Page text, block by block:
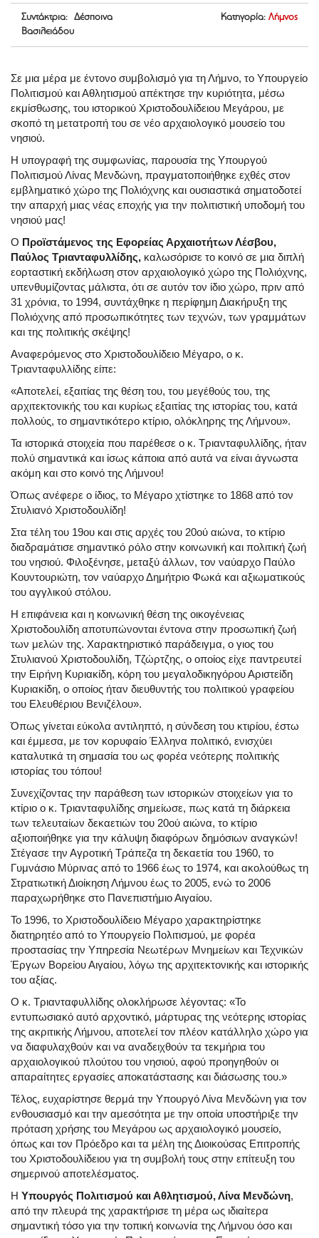
Συντάκτρια: Δέσποινα
Βασιλειάδου
Κατηγορία: Λήμνος
Σε μια μέρα με έντονο συμβολισμό για τη Λήμνο, το Υπουργείο
Πολιτισμού και Αθλητισμού απέκτησε την κυριότητα, μέσω
εκμίσθωσης, του ιστορικού Χριστοδουλίδειου Μεγάρου, με
σκοπό τη μετατροπή του σε νέο αρχαιολογικό μουσείο του
νησιού.
Η υπογραφή της συμφωνίας, παρουσία της Υπουργού
Πολιτισμού Λίνας Μενδώνη, πραγματοποιήθηκε εχθές στον
εμβληματικό χώρο της Πολιόχνης και ουσιαστικά σηματοδοτεί
την απαρχή μιας νέας εποχής για την πολιτιστική υποδομή του
νησιού μας!
Ο Προϊστάμενος της Εφορείας Αρχαιοτήτων Λέσβου,
Παύλος Τριανταφυλλίδης, καλωσόρισε το κοινό σε μια διπλή
εορταστική εκδήλωση στον αρχαιολογικό χώρο της Πολιόχνης,
υπενθυμίζοντας μάλιστα, ότι σε αυτόν τον ίδιο χώρο, πριν από
31 χρόνια, το 1994, συντάχθηκε η περίφημη Διακήρυξη της
Πολιόχνης από προσωπικότητες των τεχνών, των γραμμάτων
και της πολιτικής σκέψης!
Αναφερόμενος στο Χριστοδουλίδειο Μέγαρο, ο κ.
Τριανταφυλλίδης είπε:
«Αποτελεί, εξαιτίας της θέση του, του μεγέθούς του, της
αρχιτεκτονικής του και κυρίως εξαιτίας της ιστορίας του, κατά
πολλούς, το σημαντικότερο κτίριο, ολόκληρης της Λήμνου».
Τα ιστορικά στοιχεία που παρέθεσε ο κ. Τριανταφυλλίδης, ήταν
πολύ σημαντικά και ίσως κάποια από αυτά να είναι άγνωστα
ακόμη και στο κοινό της Λήμνου!
Όπως ανέφερε ο ίδιος, το Μέγαρο χτίστηκε το 1868 από τον
Στυλιανό Χριστοδουλίδη!
Στα τέλη του 19ου και στις αρχές του 20ού αιώνα, το κτίριο
διαδραμάτισε σημαντικό ρόλο στην κοινωνική και πολιτική ζωή
του νησιού. Φιλοξένησε, μεταξύ άλλων, τον ναύαρχο Παύλο
Κουντουριώτη, τον ναύαρχο Δημήτριο Φωκά και αξιωματικούς
του αγγλικού στόλου.
Η επιφάνεια και η κοινωνική θέση της οικογένειας
Χριστοδουλίδη αποτυπώνονται έντονα στην προσωπική ζωή
των μελών της. Χαρακτηριστικό παράδειγμα, ο γιος του
Στυλιανού Χριστοδουλίδη, Τζώρτζης, ο οποίος είχε παντρευτεί
την Ειρήνη Κυριακίδη, κόρη του μεγαλοδικηγόρου Αριστείδη
Κυριακίδη, ο οποίος ήταν διευθυντής του πολιτικού γραφείου
του Ελευθέριου Βενιζέλου».
Όπως γίνεται εύκολα αντιληπτό, η σύνδεση του κτιρίου, έστω
και έμμεσα, με τον κορυφαίο Έλληνα πολιτικό, ενισχύει
καταλυτικά τη σημασία του ως φορέα νεότερης πολιτικής
ιστορίας του τόπου!
Συνεχίζοντας την παράθεση των ιστορικών στοιχείων για το
κτίριο ο κ. Τριανταφυλίδης σημείωσε, πως κατά τη διάρκεια
των τελευταίων δεκαετιών του 20ού αιώνα, το κτίριο
αξιοποιήθηκε για την κάλυψη διαφόρων δημόσιων αναγκών!
Στέγασε την Αγροτική Τράπεζα τη δεκαετία του 1960, το
Γυμνάσιο Μύρινας από το 1966 έως το 1974, και ακολούθως τη
Στρατιωτική Διοίκηση Λήμνου έως το 2005, ενώ το 2006
παραχωρήθηκε στο Πανεπιστήμιο Αιγαίου.
Το 1996, το Χριστοδουλίδειο Μέγαρο χαρακτηρίστηκε
διατηρητέο από το Υπουργείο Πολιτισμού, με φορέα
προστασίας την Υπηρεσία Νεωτέρων Μνημείων και Τεχνικών
Έργων Βορείου Αιγαίου, λόγω της αρχιτεκτονικής και ιστορικής
του αξίας.
Ο κ. Τριανταφυλλίδης ολοκλήρωσε λέγοντας: «Το
εντυπωσιακό αυτό αρχοντικό, μάρτυρας της νεότερης ιστορίας
της ακριτικής Λήμνου, αποτελεί τον πλέον κατάλληλο χώρο για
να διαφυλαχθούν και να αναδειχθούν τα τεκμήρια του
αρχαιολογικού πλούτου του νησιού, αφού προηγηθούν οι
απαραίτητες εργασίες αποκατάστασης και διάσωσης του.»
Τέλος, ευχαρίστησε θερμά την Υπουργό Λίνα Μενδώνη για τον
ενθουσιασμό και την αμεσότητα με την οποία υποστήριξε την
πρόταση χρήσης του Μεγάρου ως αρχαιολογικό μουσείο,
όπως και τον Πρόεδρο και τα μέλη της Διοικούσας Επιτροπής
του Χριστοδουλίδειου για τη συμβολή τους στην επίτευξη του
σημερινού αποτελέσματος.
Η Υπουργός Πολιτισμού και Αθλητισμού, Λίνα Μενδώνη,
από την πλευρά της χαρακτήρισε τη μέρα ως ιδιαίτερα
σημαντική τόσο για την τοπική κοινωνία της Λήμνου όσο και